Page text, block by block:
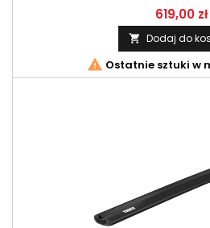
619,00 zł
 Dodaj do
 Ostatnie sztuki w